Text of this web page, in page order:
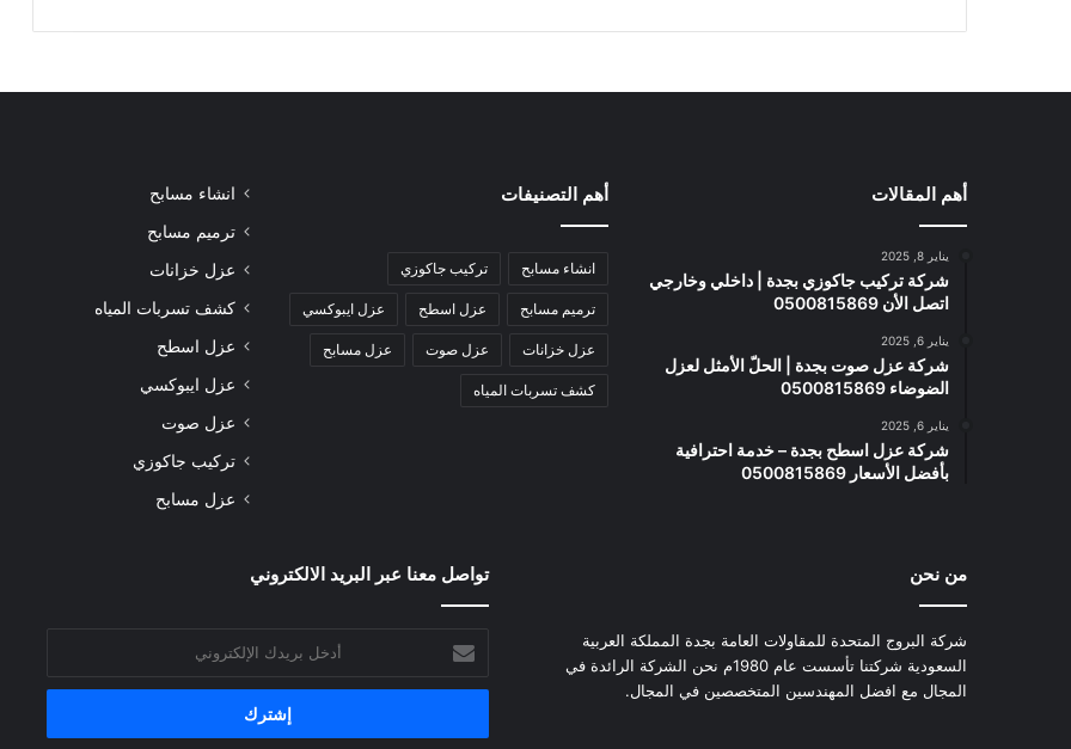
أهم المقالات
يناير 8, 2025
شركة تركيب جاكوزي بجدة | داخلي وخارجي
اتصل الأن 0500815869
يناير 6, 2025
شركة عزل صوت بجدة | الحلّ الأمثل لعزل
الضوضاء 0500815869
يناير 6, 2025
شركة عزل اسطح بجدة – خدمة احترافية
بأفضل الأسعار 0500815869
أهم التصنيفات
انشاء مسابح تركيب جاكوزي
ترميم مسابح عزل اسطح عزل ايبوكسي
عزل خزانات عزل صوت عزل مسابح
كشف تسربات المياه
انشاء مسابح
ترميم مسابح
عزل خزانات
كشف تسربات المياه
عزل اسطح
عزل ايبوكسي
عزل صوت
تركيب جاكوزي
عزل مسابح
من نحن
شركة البروج المتحدة للمقاولات العامة بجدة المملكة العربية
السعودية شركتنا تأسست عام 1980م نحن الشركة الرائدة في
المجال مع افضل المهندسين المتخصصين في المجال.
تواصل معنا عبر البريد الالكتروني
بريدك
الإلكتروني